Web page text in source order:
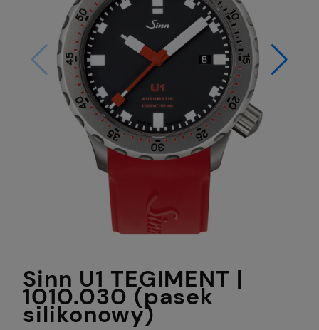
Sinn U1 TEGIMENT |
1010.030 (pasek
silikonowy)